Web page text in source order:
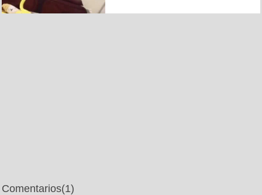
Comentarios(1)